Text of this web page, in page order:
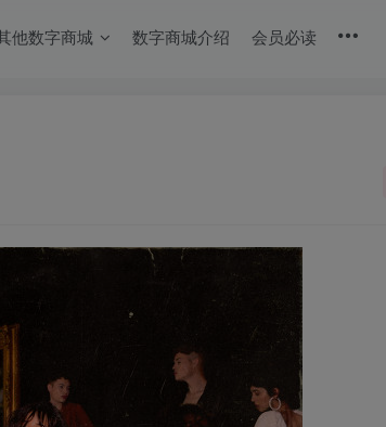
他数字商城 数字商城介绍 会员必读